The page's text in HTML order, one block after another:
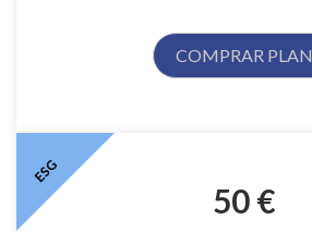
COMPRAR PLAN
ESG
50 €